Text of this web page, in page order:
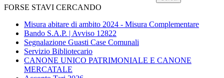
FORSE STAVI CERCANDO
Misura abitare di ambito 2024 - Misura Complementare
Bando S.A.P. | Avviso 12822
Segnalazione Guasti Case Comunali
Servizio Bibliotecario
CANONE UNICO PATRIMONIALE E CANONE
MERCATALE